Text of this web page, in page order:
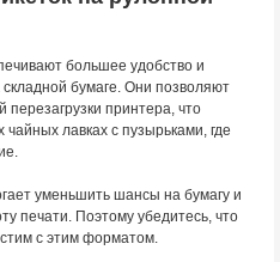
большее удобство и
бумаге. Они позволяют
перезагрузки принтера, что
лавках с пузырьками, где
уменьшить шансы на бумагу и
печати. Поэтому убедитесь, что
с этим форматом.